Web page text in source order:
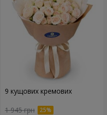
9 кущових кремових
1 945 грн